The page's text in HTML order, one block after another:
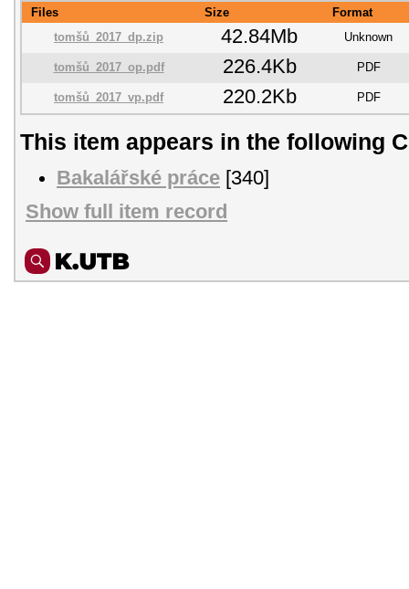
Files Size
Format
tomšů_2017_dp.zip
42.84Mb Unknown
tomšů_2017_op.pdf 226.4Kb PDF
tomšů_2017_vp.pdf 220.2Kb PDF
This item appears in the following
Bakalářské práce [340]
Show full item record